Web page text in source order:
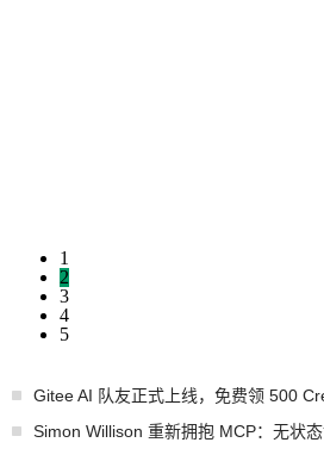
1
2
3
4
5
Gitee AI 队友正式上线，免费领 500
Simon Willison 重新拥抱 MCP：无状